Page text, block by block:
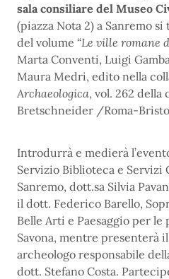
sala consiliare del Museo
(piazza Nota 2) a Sanremo
del volume “Le ville romane
Marta Conventi, Luigi
Maura Medri, edito nella
Archaeologica, vol. 262 della
Bretschneider /Roma-
Introdurrà e medierà
Servizio Biblioteca e Servizi
Sanremo, dott.sa Silvia
il dott. Federico Barello,
Belle Arti e Paesaggio per
Savona, mentre presenterà
archeologo responsabile
dott. Stefano Costa.